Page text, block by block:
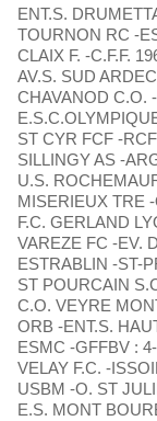
ENT.S.
TOURNON RC -
CLAIX F. -C.F.F.
AV.S. SUD
CHAVANOD C.O.
ST CYR FCF -
SILLINGY AS -
U.S.
MISERIEUX TRE
F.C. GERLAND
VAREZE FC -EV.
ESTRABLIN -ST-
ST POURCAIN
C.O. VEYRE
ORB -ENT.S.
ESMC -GFFBV :
VELAY F.C. -
USBM -O. ST
E.S. MONT